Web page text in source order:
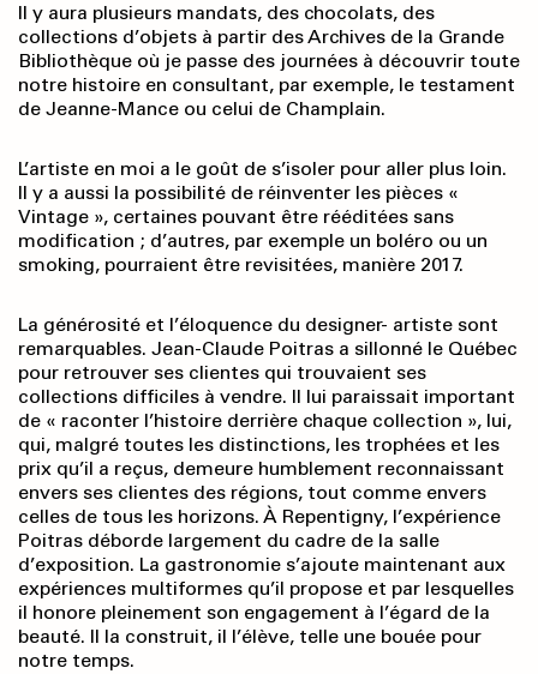
Il y aura plusieurs mandats, des chocolats, des
collections d’objets à partir des Archives de la Grande
Bibliothèque où je passe des journées à découvrir toute
notre histoire en consultant, par exemple, le testament
de Jeanne-Mance ou celui de Champlain.
L’artiste en moi a le goût de s’isoler pour aller plus loin.
Il y a aussi la possibilité de réinventer les pièces «
Vintage », certaines pouvant être rééditées sans
modification ; d’autres, par exemple un boléro ou un
smoking, pourraient être revisitées, manière 2017.
La générosité et l’éloquence du designer- artiste sont
remarquables. Jean-Claude Poitras a sillonné le Québec
pour retrouver ses clientes qui trouvaient ses
collections difficiles à vendre. Il lui paraissait important
de « raconter l’histoire derrière chaque collection », lui,
qui, malgré toutes les distinctions, les trophées et les
prix qu’il a reçus, demeure humblement reconnaissant
envers ses clientes des régions, tout comme envers
celles de tous les horizons. À Repentigny, l’expérience
Poitras déborde largement du cadre de la salle
d’exposition. La gastronomie s’ajoute maintenant aux
expériences multiformes qu’il propose et par lesquelles
il honore pleinement son engagement à l’égard de la
beauté. Il la construit, il l’élève, telle une bouée pour
notre temps.